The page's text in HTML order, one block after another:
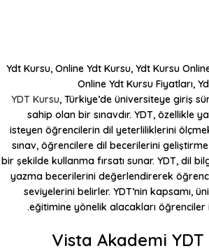
YDT Kursu, Türkiye’de üniversiteye giriş
sahip olan bir sınavdır. YDT, özellikle
isteyen öğrencilerin dil yeterliliklerini
sınav, öğrencilere dil becerilerini
bir şekilde kullanma fırsatı sunar. YDT, dil
yazma becerilerini değerlendirerek
seviyelerini belirler. YDT’nin kapsamı,
eğitimine yönelik alacakları
Vista Akademi